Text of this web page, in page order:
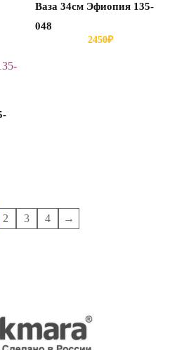
Ваза 34см Эфиопия 135-
048
2450₽
2 3 4 →